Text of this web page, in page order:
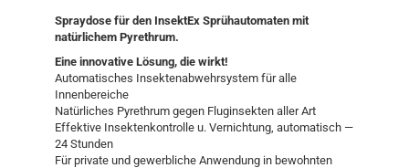
Spraydose für den InsektEx Sprühautomaten mit
natürlichem Pyrethrum.
Eine innovative Lösung, die wirkt!
Automatisches Insektenabwehrsystem für alle
Innenbereiche
Natürliches Pyrethrum gegen Fluginsekten aller Art
Effektive Insektenkontrolle u. Vernichtung, automatisch —
24 Stunden
Für private und gewerbliche Anwendung in bewohnten